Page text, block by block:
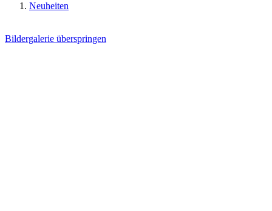
Neuheiten
Bildergalerie überspringen